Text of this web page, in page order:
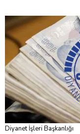
Diyanet İşleri Başkanlığı